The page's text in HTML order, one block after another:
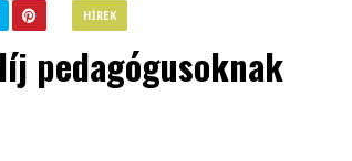
HÍREK
pedagógusoknak